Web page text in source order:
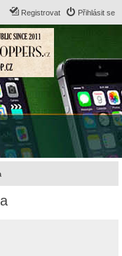
Přihlásit se
Registrovat